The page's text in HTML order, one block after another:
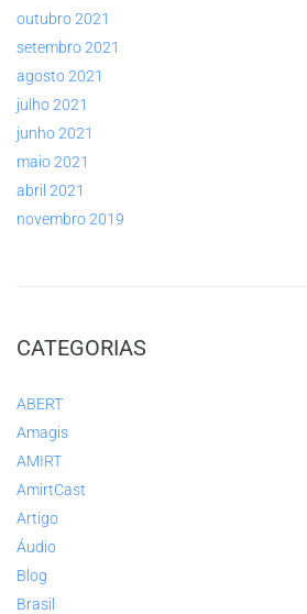
outubro 2021
setembro 2021
agosto 2021
julho 2021
junho 2021
maio 2021
abril 2021
novembro 2019
CATEGORIAS
ABERT
Amagis
AMIRT
AmirtCast
Artigo
Áudio
Blog
Brasil